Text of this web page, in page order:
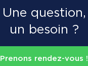
Une question,
un besoin ?
Prenons rendez-vous !